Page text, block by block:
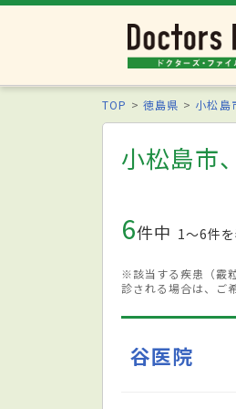
TOP 徳島県 小松島
小松島市
6件中 1〜6件
※該当する疾患（霰
診される場合は、ご
谷医院